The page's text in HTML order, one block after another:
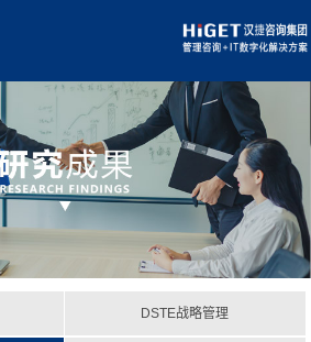
DSTE战略管理